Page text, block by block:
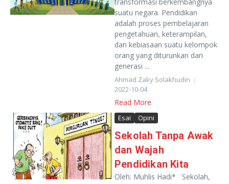
suatu negara. Pendidikan
adalah proses pembelajaran
pengetahuan, keterampilan,
dan kebiasaan suatu kelompok
orang yang diturunkan dari
generasi ...
Ahmad Zaky Solakhudin
2022-10-04
Read More
Esai Opini
Sekolah Tanpa Awak
dan Wajah
Pendidikan Kita
Oleh: Muhlis Hadi* Sekolah,